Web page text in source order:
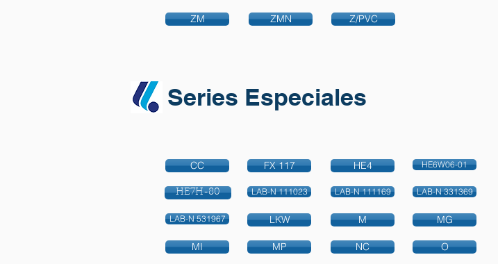
ZM ZMN Z/PVC
Series Especiales
CC
HE7H-80
LAB-N 531967
MI
FX 117
LAB-N 111023
LKW
MP
HE4
LAB-N 111169
M
NC
HE6W06-01
LAB-N 331369
MG
O